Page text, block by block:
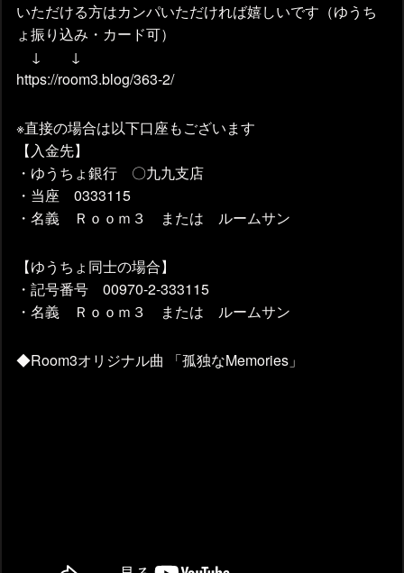
いただける方はカンパいただければ嬉しいです（ゆうち
ょ振り込み・カード可）
↓ ↓
https://room3.blog/363-2/
※直接の場合は以下口座もございます
【入金先】
・ゆうちょ銀行 〇九九支店
・当座 0333115
・名義 Ｒｏｏｍ３ または ルームサン
【ゆうちょ同士の場合】
・記号番号 00970-2-333115
・名義 Ｒｏｏｍ３ または ルームサン
◆Room3オリジナル曲 「孤独なMemories」